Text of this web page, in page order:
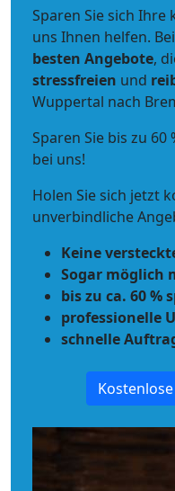
Sparen Sie sich Ihre
uns Ihnen helfen.
besten Angebote,
stressfreien und
Wuppertal nach
Sparen Sie bis zu
bei uns!
Holen Sie sich jetzt
unverbindliche
Keine
Sogar möglich
bis zu ca. 60 %
professionelle
schnelle